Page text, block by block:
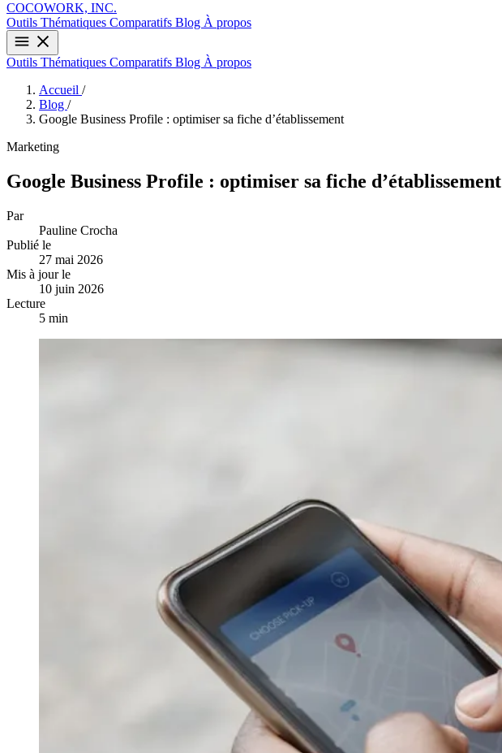
COCOWORK, INC.
Outils Thématiques Comparatifs Blog À propos
Outils Thématiques Comparatifs Blog À propos
Accueil /
Blog /
Google Business Profile : optimiser sa fiche d’établissement
Marketing
Google Business Profile : optimiser sa fiche d’établissement
Par
Pauline Crocha
Publié le
27 mai 2026
Mis à jour le
10 juin 2026
Lecture
5 min